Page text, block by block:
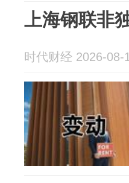
上海钢联非
时代财经 2026-08-